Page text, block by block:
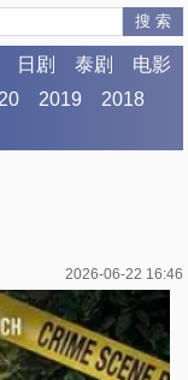
搜 索
日剧 泰剧
电影
2019
2018
2026-06-22 16:46